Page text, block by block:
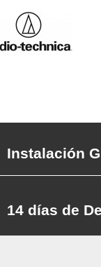
Instalación
14 días de